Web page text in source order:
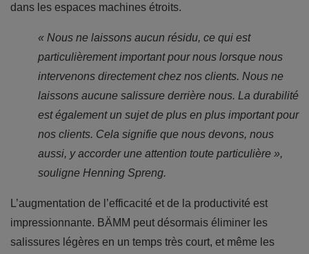
dans les espaces machines étroits.
« Nous ne laissons aucun résidu, ce qui est
particulièrement important pour nous lorsque nous
intervenons directement chez nos clients. Nous ne
laissons aucune salissure derrière nous. La durabilité
est également un sujet de plus en plus important pour
nos clients. Cela signifie que nous devons, nous
aussi, y accorder une attention toute particulière »,
souligne Henning Spreng.
L’augmentation de l’efficacité et de la productivité est
impressionnante. BÄMM peut désormais éliminer les
salissures légères en un temps très court, et même les